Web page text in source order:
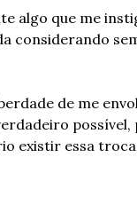
algo que me
considerando
de me
possível,
existir essa